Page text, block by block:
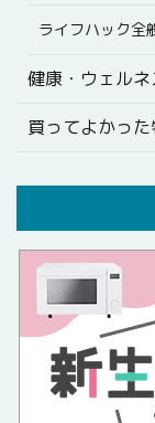
ライフハック全
健康・ウェル
買ってよかっ